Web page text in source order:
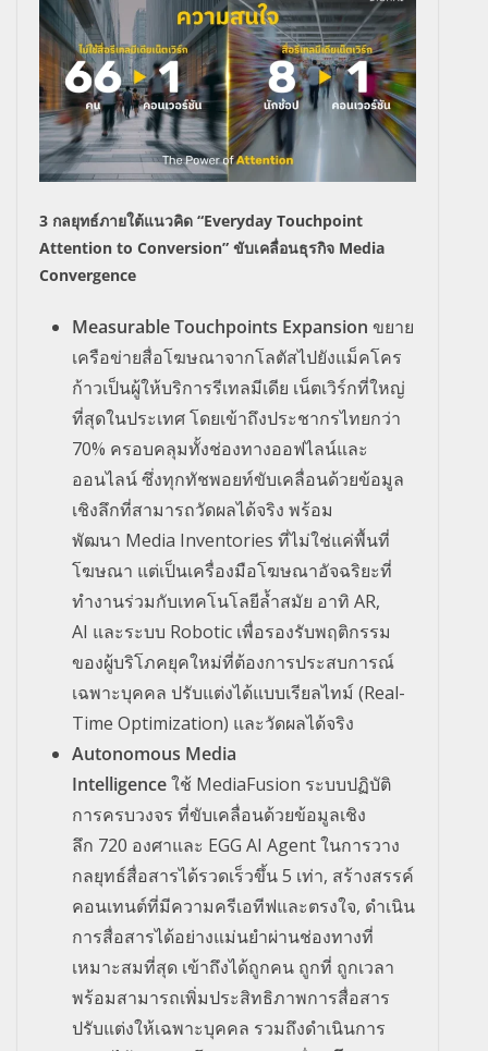
3 กลยุทธ์ภายใต้แนวคิด “Everyday Touchpoint
Attention to Conversion” ขับเคลื่อนธุรกิจ Media
Convergence
Measurable Touchpoints Expansion ขยาย
เครือข่ายสื่อโฆษณาจากโลตัสไปยังแม็คโคร
ก้าวเป็นผู้ให้บริการรีเทลมีเดีย เน็ตเวิร์กที่ใหญ่
ที่สุดในประเทศ โดยเข้าถึงประชากรไทยกว่า
70% ครอบคลุมทั้งช่องทางออฟไลน์และ
ออนไลน์ ซึ่งทุกทัชพอยท์ขับเคลื่อนด้วยข้อมูล
เชิงลึกที่สามารถวัดผลได้จริง พร้อม
พัฒนา Media Inventories ที่ไม่ใช่แค่พื้นที่
โฆษณา แต่เป็นเครื่องมือโฆษณาอัจฉริยะที่
ทำงานร่วมกับเทคโนโลยีล้ำสมัย อาทิ AR,
AI และระบบ Robotic เพื่อรองรับพฤติกรรม
ของผู้บริโภคยุคใหม่ที่ต้องการประสบการณ์
เฉพาะบุคคล ปรับแต่งได้แบบเรียลไทม์ (Real-
Time Optimization) และวัดผลได้จริง
Autonomous Media
Intelligenceใช้ MediaFusion ระบบปฏิบัติ
การครบวงจร ที่ขับเคลื่อนด้วยข้อมูลเชิง
ลึก 720 องศาและ EGG AI Agent ในการวาง
กลยุทธ์สื่อสารได้รวดเร็วขึ้น 5 เท่า, สร้างสรรค์
คอนเทนต์ที่มีความครีเอทีฟและตรงใจ, ดำเนิน
การสื่อสารได้อย่างแม่นยำผ่านช่องทางที่
เหมาะสมที่สุด เข้าถึงได้ถูกคน ถูกที่ ถูกเวลา
พร้อมสามารถเพิ่มประสิทธิภาพการสื่อสาร
ปรับแต่งให้เฉพาะบุคคล รวมถึงดำเนินการ